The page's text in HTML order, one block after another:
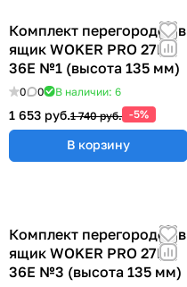
Комплект перегородок в
ящик WOKER PRO 27E х
36E №1 (высота 135 мм)
0 0 В наличии: 6
1 653 руб.1 740 руб. -5%
В корзину
Комплект перегородок в
ящик WOKER PRO 27E х
36E №3 (высота 135 мм)